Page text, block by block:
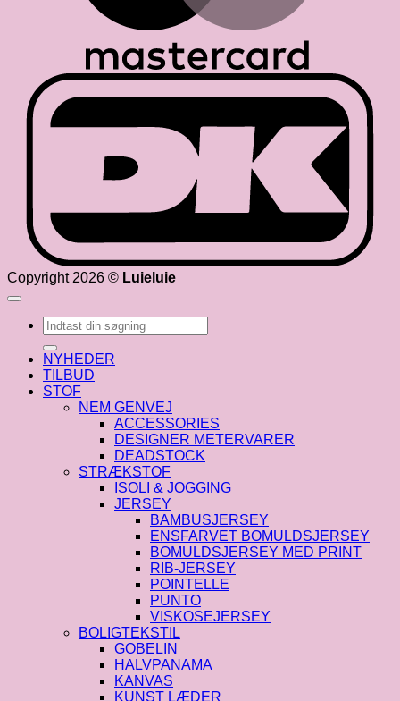
Copyright 2026 © Luieluie
Søg
efter:
NYHEDER
TILBUD
STOF
NEM GENVEJ
ACCESSORIES
DESIGNER METERVARER
DEADSTOCK
STRÆKSTOF
ISOLI & JOGGING
JERSEY
BAMBUSJERSEY
ENSFARVET BOMULDSJERSEY
BOMULDSJERSEY MED PRINT
RIB-JERSEY
POINTELLE
PUNTO
VISKOSEJERSEY
BOLIGTEKSTIL
GOBELIN
HALVPANAMA
KANVAS
KUNST LÆDER